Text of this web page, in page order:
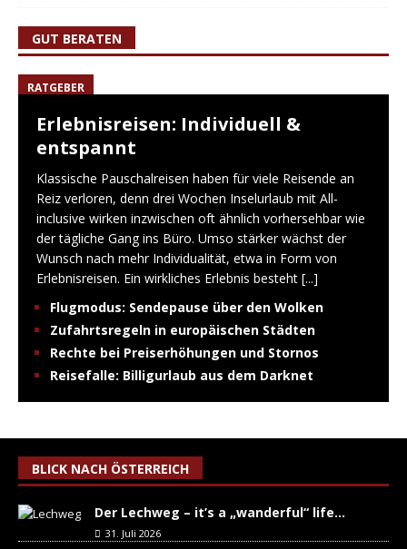
GUT BERATEN
RATGEBER
Erlebnisreisen: Individuell &
entspannt
Klassische Pauschalreisen haben für viele Reisende an
Reiz verloren, denn drei Wochen Inselurlaub mit All-
inclusive wirken inzwischen oft ähnlich vorhersehbar wie
der tägliche Gang ins Büro. Umso stärker wächst der
Wunsch nach mehr Individualität, etwa in Form von
Erlebnisreisen. Ein wirkliches Erlebnis besteht [...]
Flugmodus: Sendepause über den Wolken
Zufahrtsregeln in europäischen Städten
Rechte bei Preiserhöhungen und Stornos
Reisefalle: Billigurlaub aus dem Darknet
BLICK NACH ÖSTERREICH
Der Lechweg – it’s a „wanderful“ life…
31. Juli 2026